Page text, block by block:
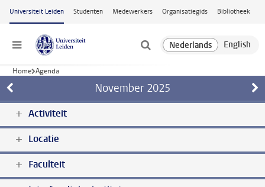
Ga naar hoofdinhoud
Universiteit Leiden Studenten Medewerkers Organisatiegids Bibliotheek
Menu
Home Agenda
November 2025
Activiteit
Locatie
Faculteit